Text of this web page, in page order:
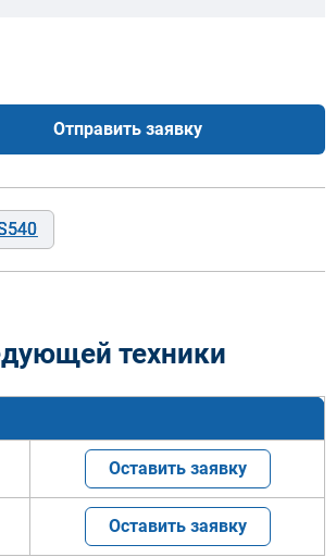
Отправить заявку
техники
Оставить заявку
Оставить заявку